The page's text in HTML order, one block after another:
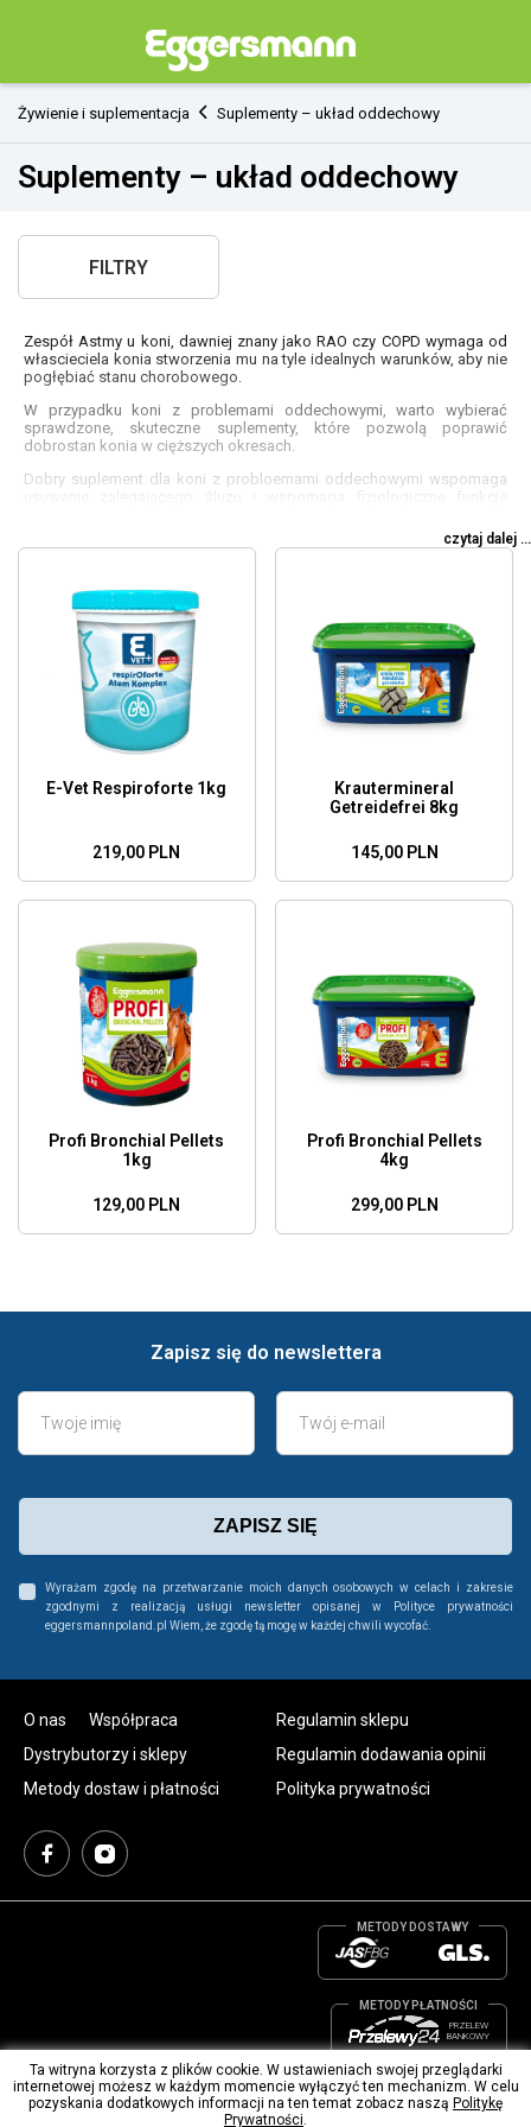
Żywienie i suplementacja Suplementy – układ oddechowy
Suplementy – układ oddechowy
FILTRY
Zespół Astmy u koni, dawniej znany jako RAO czy COPD wymaga od
włascieciela konia stworzenia mu na tyle idealnych warunków, aby nie
pogłębiać stanu chorobowego.
W przypadku koni z problemami oddechowymi, warto wybierać
sprawdzone, skuteczne suplementy, które pozwolą poprawić
dobrostan konia w cięższych okresach.
Dobry suplement dla koni z probloemami oddechowymi wspomaga
Jeśli szukasz sprawdzonych suplementów na kaszel dla Twojego
Wyselekcjonowane produkty na problemy oddechowe u koni,
pomogą utrzymać Twojego konia w dobrej formmmie przez cały rok.
czytaj dalej ...
E-Vet Respiroforte 1kg
219,00 PLN
Krautermineral
Getreidefrei 8kg
145,00 PLN
Profi Bronchial Pellets
1kg
129,00 PLN
Profi Bronchial Pellets
4kg
299,00 PLN
Zapisz się do newslettera
ZAPISZ SIĘ
Wyrażam zgodę na przetwarzanie moich danych osobowych w celach i zakresie
zgodnymi z realizacją usługi newsletter opisanej w Polityce prywatności
eggersmannpoland.pl Wiem, że zgodę tą mogę w każdej chwili wycofać.
O nas
Współpraca
Dystrybutorzy i sklepy
Metody dostaw i płatności
Regulamin sklepu
Regulamin dodawania opinii
Polityka prywatności
© 2021 Eggersmann,All Rights Reserved.
METODY DOSTAWY
METODY PŁATNOŚCI
PRZELEW
BANKOWY
Ta witryna korzysta z plików cookie. W ustawieniach swojej przeglądarki
internetowej możesz w każdym momencie wyłączyć ten mechanizm. W celu
pozyskania dodatkowych informacji na ten temat zobacz naszą Politykę
Prywatności.